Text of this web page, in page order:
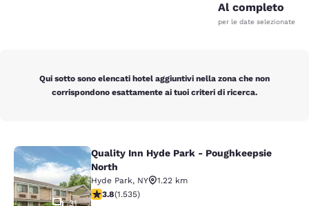
Al completo
per le date selezionate
Qui sotto sono elencati hotel aggiuntivi nella zona che non
corrispondono esattamente ai tuoi criteri di ricerca.
Quality Inn Hyde Park -
31
Quality Inn Hyde Park - Poughkeepsie
North
Hyde Park, NY
1.22 km
Valutazione di 3.82 stelle. Buono. 1535 recensioni
3.8(1.535)